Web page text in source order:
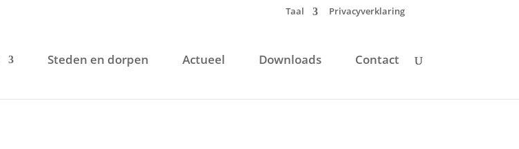
Taal Privacyverklaring
Steden en dorpen Actueel Downloads Contact